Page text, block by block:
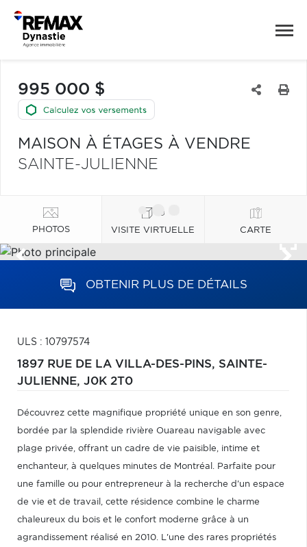
995 000 $
MAISON À ÉTAGES À VENDRE
SAINTE-JULIENNE
PHOTOS VISITE VIRTUELLE CARTE
OBTENIR PLUS DE DÉTAILS
ULS : 10797574
1897 RUE DE LA VILLA-DES-PINS, SAINTE-
JULIENNE, J0K 2T0
Découvrez cette magnifique propriété unique en son genre,
bordée par la splendide rivière Ouareau navigable avec
plage privée, offrant un cadre de vie paisible, intime et
enchanteur, à quelques minutes de Montréal. Parfaite pour
une famille ou pour entrepreneur à la recherche d'un espace
de vie et de travail, cette résidence combine le charme
chaleureux du bois et le confort moderne grâce à un
agrandissement réalisé en 2010. L'une des rares propriétés